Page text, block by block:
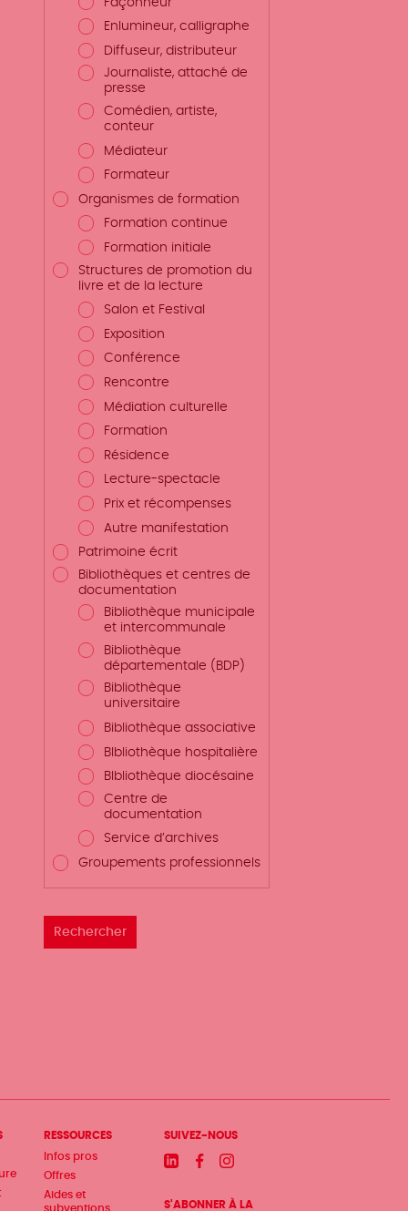
Enlumineur, calligraphe
Diffuseur, distributeur
Journaliste, attaché de
presse
Comédien, artiste,
conteur
Médiateur
Formateur
Organismes de formation
Formation continue
Formation initiale
Structures de promotion du
livre et de la lecture
Salon et Festival
Exposition
Conférence
Rencontre
Médiation culturelle
Formation
Résidence
Lecture-spectacle
Prix et récompenses
Autre manifestation
Patrimoine écrit
Bibliothèques et centres de
documentation
Bibliothèque municipale
et intercommunale
Bibliothèque
départementale (BDP)
Bibliothèque
universitaire
Bibliothèque associative
BIbliothèque hospitalière
BIbliothèque diocésaine
Centre de
documentation
Service d’archives
Groupements professionnels
RESSOURCES
Infos pros
Offres
Aides et
subventions
SUIVEZ-NOUS
LinkedinFacebookInstagram
S'ABONNER À LA